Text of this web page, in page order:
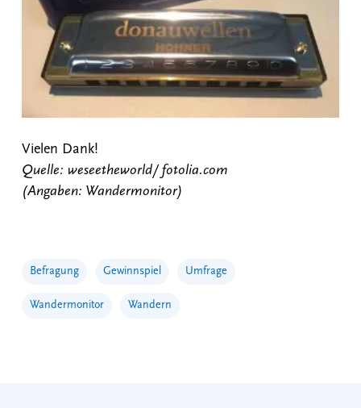
Vielen Dank!
Quelle: weseetheworld/ fotolia.com
(Angaben: Wandermonitor)
Befragung Gewinnspiel Umfrage
Wandermonitor Wandern